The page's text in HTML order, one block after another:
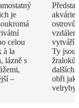
je
celou
à la
lázně s
–
ostrovů
vytváří
Ty jsou
dalších
obři
velryby.